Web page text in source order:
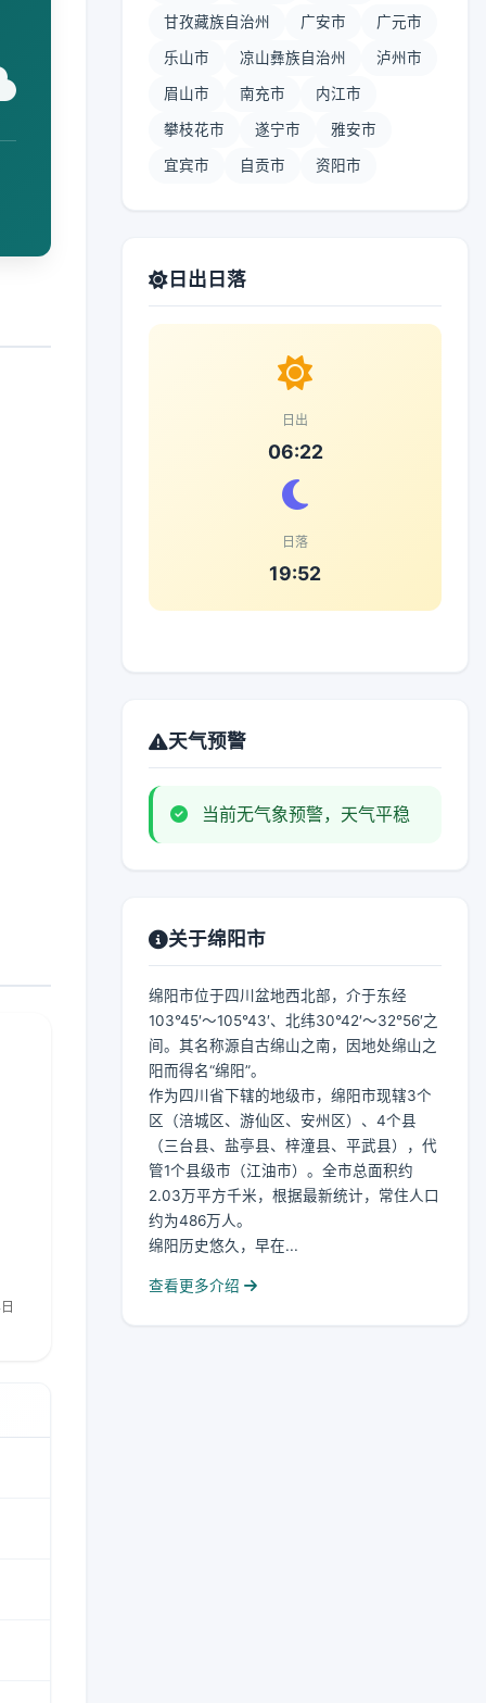
甘孜藏族自治州 广安市 广元市
乐山市 凉山彝族自治州 泸州市
眉山市 南充市 内江市
攀枝花市 遂宁市 雅安市
宜宾市 自贡市 资阳市
日出日落
日出
06:22
日落
19:52
天气预警
当前无气象预警，天气平稳
关于绵阳市
绵阳市位于四川盆地西北部，介于东经
103°45′～105°43′、北纬30°42′～32°56′之
间。其名称源自古绵山之南，因地处绵山之
阳而得名“绵阳”。
作为四川省下辖的地级市，绵阳市现辖3个
区（涪城区、游仙区、安州区）、4个县
（三台县、盐亭县、梓潼县、平武县），代
管1个县级市（江油市）。全市总面积约
2.03万平方千米，根据最新统计，常住人口
约为486万人。
绵阳历史悠久，早在...
查看更多介绍